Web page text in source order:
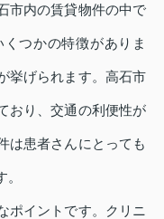
市内の賃貸物件の中で
つかの特徴がありま
挙げられます。高石市
おり、交通の利便性が
は患者さんにとっても
ポイントです。クリニ